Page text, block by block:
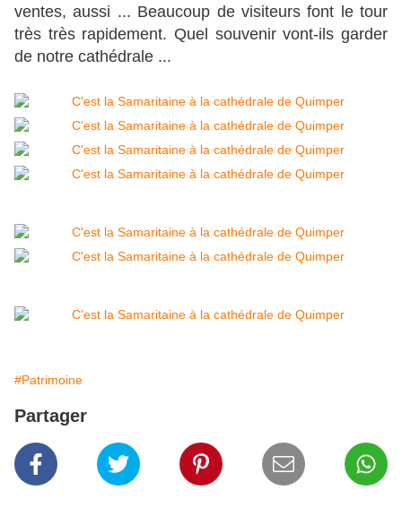
ventes, aussi ... Beaucoup de visiteurs font le tour
très très rapidement. Quel souvenir vont-ils garder
de notre cathédrale ...
#Patrimoine
Partager